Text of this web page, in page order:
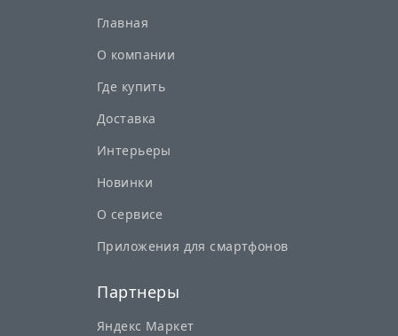
Главная
О компании
Где купить
Доставка
Интерьеры
Новинки
О сервисе
Приложения для смартфонов
Партнеры
Яндекс Маркет